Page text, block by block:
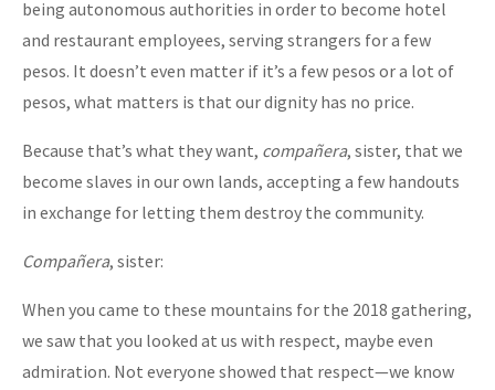
being autonomous authorities in order to become hotel
and restaurant employees, serving strangers for a few
pesos. It doesn’t even matter if it’s a few pesos or a lot of
pesos, what matters is that our dignity has no price.
Because that’s what they want, compañera, sister, that we
become slaves in our own lands, accepting a few handouts
in exchange for letting them destroy the community.
Compañera, sister:
When you came to these mountains for the 2018 gathering,
we saw that you looked at us with respect, maybe even
admiration. Not everyone showed that respect—we know